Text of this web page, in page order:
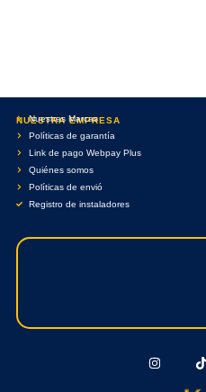
NUESTRA EMPRESA
Nuestras Marcas
Políticas de garantía
Link de pago Webpay Plus
Quiénes somos
Políticas de envió
Registro de instaladores